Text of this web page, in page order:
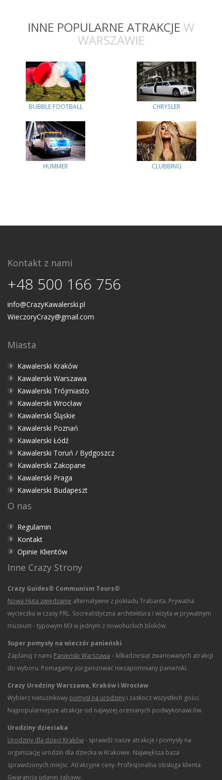
INNE POPULARNE ATRAKCJE W
WARSZAWIE
BUBBLE FOOTBALL CHRYSLER
HUMMER CLUBBING
Kontakt z nami
+48 500 166 756
info@CrazyKawalerski.pl
WieczoryCrazy@gmail.com
Miasta
Kawalerski Kraków
Kawalerski Warszawa
Kawalerski Trójmiasto
Kawalerski Wrocław
Kawalerski Śląskie
Kawalerski Poznań
Kawalerski Łódź
Kawalerski Toruń / Bydgoszcz
Kawalerski Zakopane
Kawalerski Praga
Kawalerski Budapeszt
O nas
Regulamin
Kontakt
Opinie Klientów
Inne Crazy Strony
Crazy Guides® Communism Tours®
Nowa Huta zwiedzanie alternatywne z pokładu Trabanta. Prywatna
wycieczka w czasy PRL. Socrealistyczna architektura i wizyta w prywatnym
muzeum - typowym M3 w jednym z nowohuckich bloków.
Super pomysły na wieczór panieński
Zaplanuj z nami Panieński Warszawa – kilkadziesiąt zwariowanych atrakcji
do wyboru. Pomagamy zorganizować niezapomniany panieński.
Crazy Urodziny Warszawa, Kraków i Wrocław
Wybierz nietuzinkowy pomysł na urodziny i zaskocz wszystkich gości.
Najpopularniejsze atrakcje od najwyżej ocenianych podwykonawców.
Urodziny dzieciaka
Urodziny dla dzieci Kraków- sprawdź nasze atrakcje i pomysły na
organizację urodzin dla dziecka w Krakowie. Największa baza
sprawdzonych miejsc. Atrakcyjne ceny. Profesjonalna obsługa klienta.
Gwarancja udanej zabawy.